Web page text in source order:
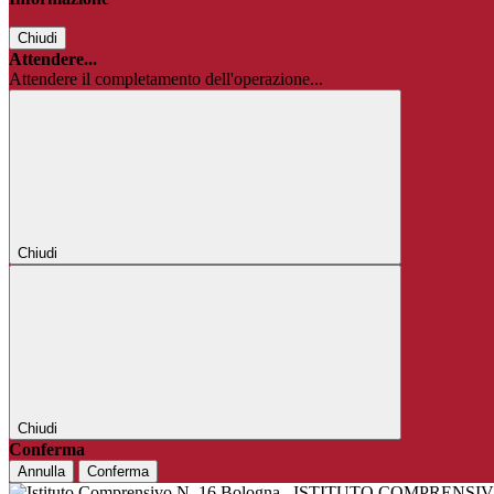
Chiudi
Attendere...
Attendere il completamento dell'operazione...
Chiudi
Chiudi
Conferma
Annulla Conferma